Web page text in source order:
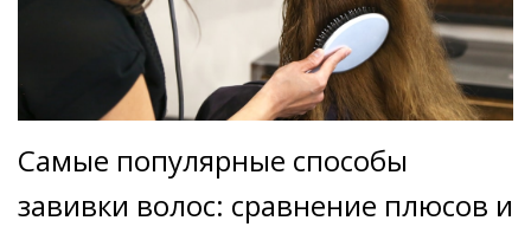
Самые популярные способы
завивки волос: сравнение плюсов и